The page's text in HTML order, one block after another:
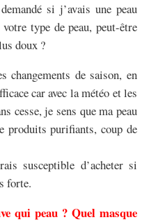
si j’avais une peau
type de peau, peut-être
doux ?
changements de saison, en
car avec la météo et les
cesse, je sens que ma peau
produits purifiants, coup de
susceptible d’acheter si
forte.
qui peau ? Quel masque